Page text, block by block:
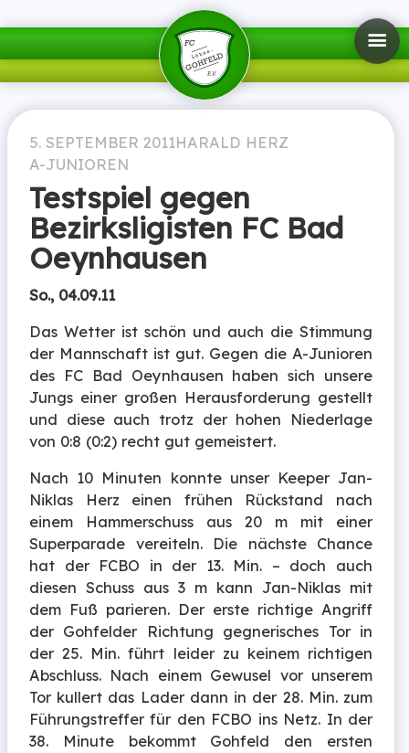
5. SEPTEMBER 2011HARALD HERZ
A-JUNIOREN
Testspiel gegen
Bezirksligisten FC Bad
Oeynhausen
So., 04.09.11
Das Wetter ist schön und auch die Stimmung
der Mannschaft ist gut. Gegen die A-Junioren
des FC Bad Oeynhausen haben sich unsere
Jungs einer großen Herausforderung gestellt
und diese auch trotz der hohen Niederlage
von 0:8 (0:2) recht gut gemeistert.
Nach 10 Minuten konnte unser Keeper Jan-
Niklas Herz einen frühen Rückstand nach
einem Hammerschuss aus 20 m mit einer
Superparade vereiteln.Die nächste Chance
hat der FCBO in der 13. Min. – doch auch
diesen Schuss aus 3 m kann Jan-Niklas mit
dem Fuß parieren. Der erste richtige Angriff
der Gohfelder Richtung gegnerisches Tor in
der 25. Min. führt leider zu keinem richtigen
Abschluss. Nach einem Gewusel vor unserem
Tor kullert das Lader dann in der 28. Min. zum
Führungstreffer für den FCBO ins Netz. In der
38. Minute bekommt Gohfeld den ersten